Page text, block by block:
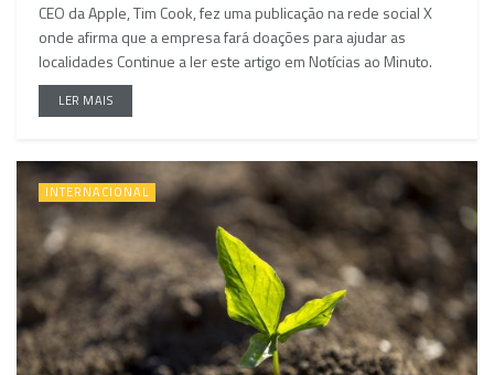
CEO da Apple, Tim Cook, fez uma publicação na rede social X
onde afirma que a empresa fará doações para ajudar as
localidades Continue a ler este artigo em Notícias ao Minuto.
LER MAIS
INTERNACIONAL